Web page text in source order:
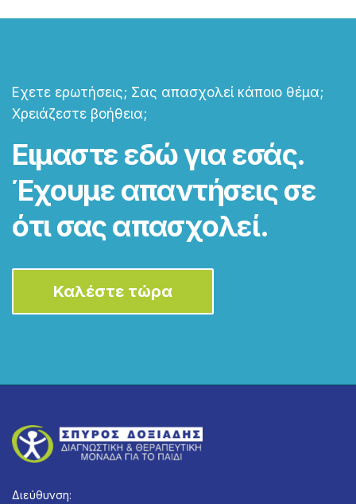
Εχετε ερωτήσεις; Σας απασχολεί κάποιο θέμα;
Χρειάζεστε βοήθεια;
Ειμαστε εδώ για εσάς.
Έχουμε απαντήσεις σε
ότι σας απασχολεί.
Καλέστε τώρα
Διεύθυνση: